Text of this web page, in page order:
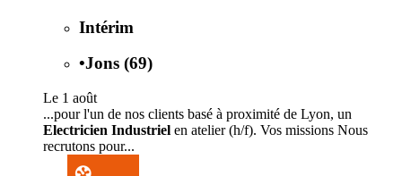
Intérim
•Jons (69)
Le 1 août
...pour l'un de nos clients basé à proximité de Lyon, un
Electricien Industriel en atelier (h/f). Vos missions Nous
recrutons pour...